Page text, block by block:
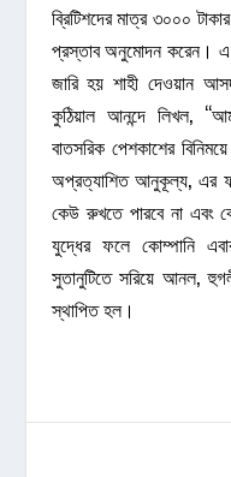
ব্রিটিশদের মাত্র ৩০০০
প্রস্তাব অনুমোদন করেন। এ
জারি হয় শাহী দেওয়ান
কুঠিয়াল আনন্দে লিখল,
বাতসরিক পেশকাশের
অপ্রত্যাশিত আনুকূল্য, এর
কেউ রুখতে পারবে না এবং
যুদ্ধের ফলে কোম্পানি
সুতানুটিতে সরিয়ে আনল,
স্থাপিত হল।